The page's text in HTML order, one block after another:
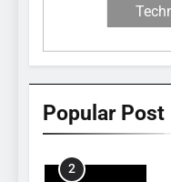
Popular Post
1
2